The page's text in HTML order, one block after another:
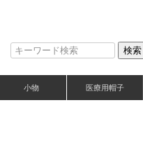
検索
小物 医療用帽子